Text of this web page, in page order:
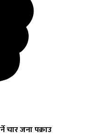
चार जना पक्राउ